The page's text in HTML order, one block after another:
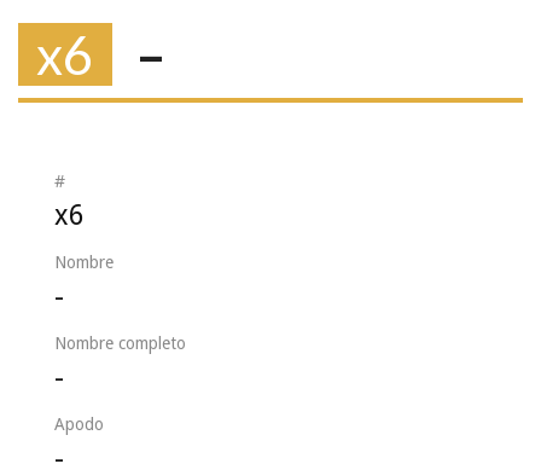
x6 –
#
x6
Nombre
-
Nombre completo
-
Apodo